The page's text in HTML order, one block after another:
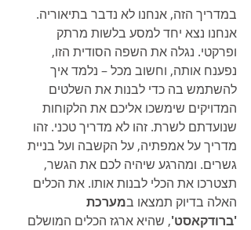
במדריך הזה, אנחנו לא נדבר בתיאוריה.
אנחנו נצא יחד למסע בלשות מרתק
ופרקטי. נגלה את השפה הסודית הזו,
נפענח אותה, וחשוב מכל – נלמד איך
להשתמש בה כדי לבנות את השלטים
המדויקים שימשכו אליכם את הלקוחות
שנועדתם לשרת. זהו לא מדריך טכני. זהו
מדריך על אמפתיה, על הקשבה ועל בניית
גשרים. ומהרגע שיהיה לכם את הגשר,
תצטרכו את הכלי לבנות אותו. את הכלים
האלה בדיוק תמצאו במערכת
'ברודקאסט', שהיא ארגז הכלים המושלם